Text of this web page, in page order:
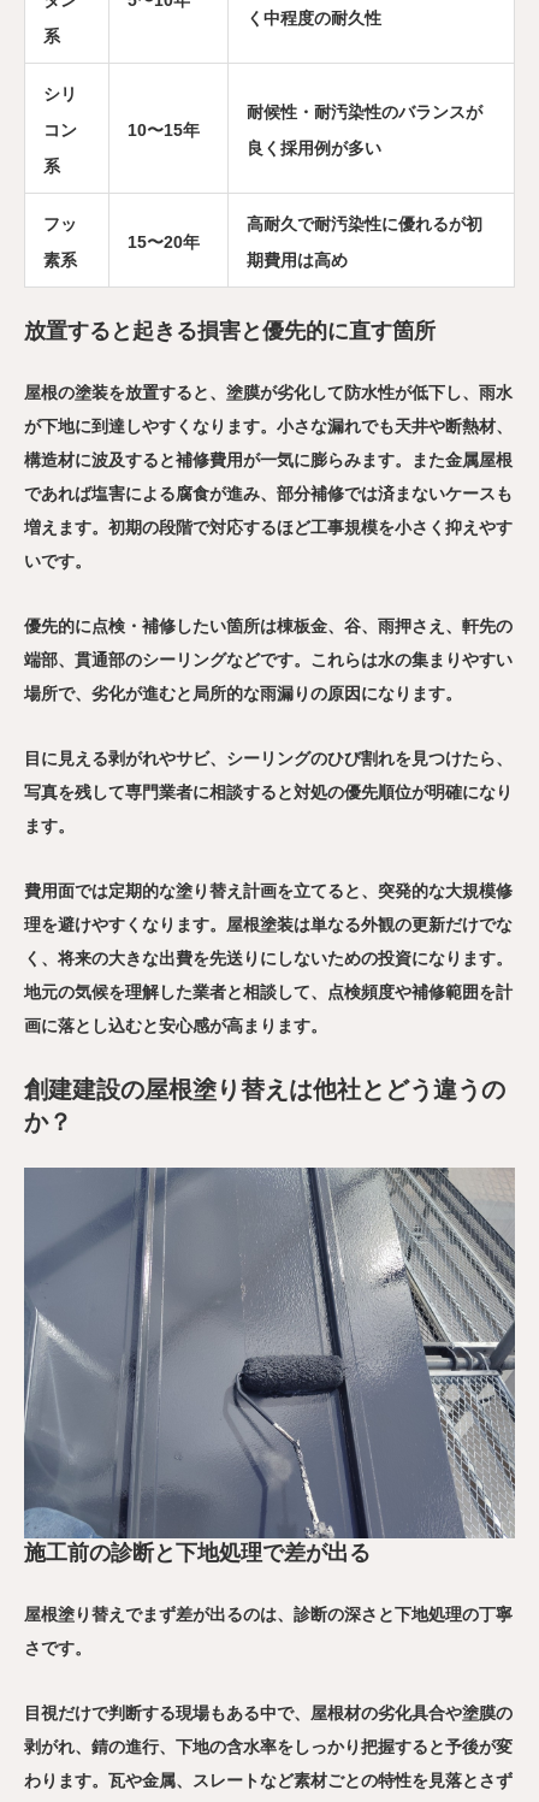
系
く中程度の耐久性
シリ
コン
系
10〜15年
耐候性・耐汚染性のバランスが
良く採用例が多い
フッ
素系
15〜20年
高耐久で耐汚染性に優れるが初
期費用は高め
放置すると起きる損害と優先的に直す箇所
屋根の塗装を放置すると、塗膜が劣化して防水性が低下し、雨水
が下地に到達しやすくなります。小さな漏れでも天井や断熱材、
構造材に波及すると補修費用が一気に膨らみます。また金属屋根
であれば塩害による腐食が進み、部分補修では済まないケースも
増えます。初期の段階で対応するほど工事規模を小さく抑えやす
いです。
優先的に点検・補修したい箇所は棟板金、谷、雨押さえ、軒先の
端部、貫通部のシーリングなどです。これらは水の集まりやすい
場所で、劣化が進むと局所的な雨漏りの原因になります。
目に見える剥がれやサビ、シーリングのひび割れを見つけたら、
写真を残して専門業者に相談すると対処の優先順位が明確になり
ます。
費用面では定期的な塗り替え計画を立てると、突発的な大規模修
理を避けやすくなります。屋根塗装は単なる外観の更新だけでな
く、将来の大きな出費を先送りにしないための投資になります。
地元の気候を理解した業者と相談して、点検頻度や補修範囲を計
画に落とし込むと安心感が高まります。
創建建設の屋根塗り替えは他社とどう違うの
か？
施工前の診断と下地処理で差が出る
屋根塗り替えでまず差が出るのは、診断の深さと下地処理の丁寧
さです。
目視だけで判断する現場もある中で、屋根材の劣化具合や塗膜の
剥がれ、錆の進行、下地の含水率をしっかり把握すると予後が変
わります。瓦や金属、スレートなど素材ごとの特性を見落とさず